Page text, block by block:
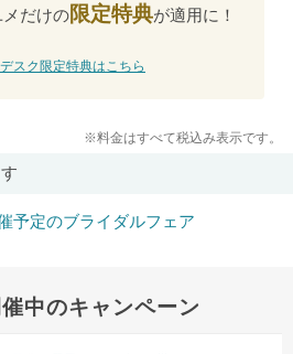
だけの限定特典が適用に！
スク限定特典はこちら
※料金はすべて税込み表示です。
予定のブライダルフェア
催中のキャンペーン